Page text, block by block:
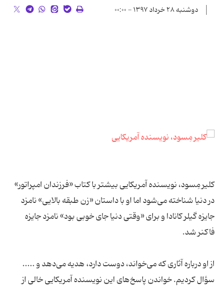
دوشنبه ۲۸ خرداد ۱۳۹۷ - ۰۰:۰۰
کلیر مِسود، نویسنده آمریکایی بیشتر با کتاب «فرزندان امپراتور»
در دنیا شناخته می‌شود اما او با داستان «زن طبقه بالایی» نامزد
جایزه گیلر کانادا و برای «وقتی دنیا جای خوبی بود» نامزد جایزه
فاکنر شد.
از او درباره آثاری که می‌خواند، دوست دارد، هدیه می‌دهد و .....
سؤال کردیم. خواندن پاسخ‌های این نویسنده آمریکایی خالی از